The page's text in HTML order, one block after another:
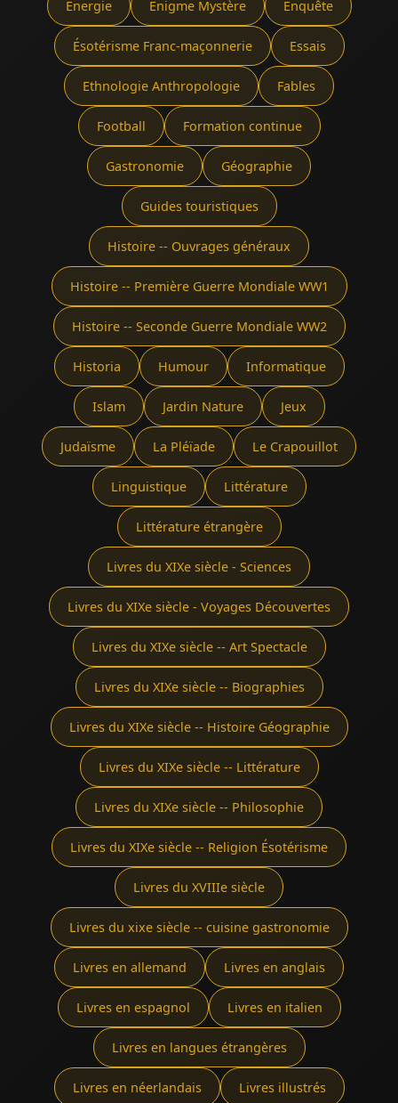
Énergie Énigme Mystère Enquête
Ésotérisme Franc-maçonnerie Essais
Ethnologie Anthropologie Fables
Football Formation continue
Gastronomie Géographie
Guides touristiques
Histoire -- Ouvrages généraux
Histoire -- Première Guerre Mondiale WW1
Histoire -- Seconde Guerre Mondiale WW2
Historia Humour Informatique
Islam Jardin Nature Jeux
Judaïsme La Pléïade Le Crapouillot
Linguistique Littérature
Littérature étrangère
Livres du XIXe siècle - Sciences
Livres du XIXe siècle - Voyages Découvertes
Livres du XIXe siècle -- Art Spectacle
Livres du XIXe siècle -- Biographies
Livres du XIXe siècle -- Histoire Géographie
Livres du XIXe siècle -- Littérature
Livres du XIXe siècle -- Philosophie
Livres du XIXe siècle -- Religion Ésotérisme
Livres du XVIIIe siècle
Livres du xixe siècle -- cuisine gastronomie
Livres en allemand Livres en anglais
Livres en espagnol Livres en italien
Livres en langues étrangères
Livres en néerlandais Livres illustrés